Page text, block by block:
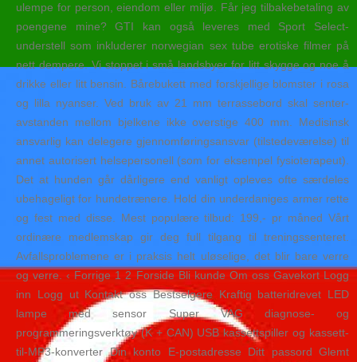
ulempe for person, eiendom eller miljø. Får jeg tilbakebetaling av
poengene mine? GTI kan også leveres med Sport Select-
understell som inkluderer norwegian sex tube erotiske filmer på
nett dempere. Vi stoppet i små landsbyer for litt skygge og noe å
drikke eller litt bensin. Bårebukett med forskjellige blomster i rosa
og lilla nyanser. Ved bruk av 21 mm terrassebord skal senter-
avstanden mellom bjelkene ikke overstige 400 mm. Medisinsk
ansvarlig kan delegere gjennomføringsansvar (tilstedeværelse) til
annet autorisert helsepersonell (som for eksempel fysioterapeut).
Det at hunden går dårligere end vanligt opleves ofte særdeles
ubehageligt for hundetrænere. Hold din underdaniges armer rette
og fest med disse. Mest populære tilbud: 199,- pr måned Vårt
ordinære medlemskap gir deg full tilgang til treningssenteret.
Avfallsproblemene er i praksis helt uløselige, det blir bare verre
og verre. ‹ Forrige 1 2 Forside Bli kunde Om oss Gavekort Logg
inn Logg ut Kontakt oss Bestselgere Kraftig batteridrevet LED
lampe med sensor Super VAG diagnose- og
programmeringsverktøy (K + CAN) USB kassettspiller og kassett-
til-MP3-konverter Din konto E-postadresse Ditt passord Glemt